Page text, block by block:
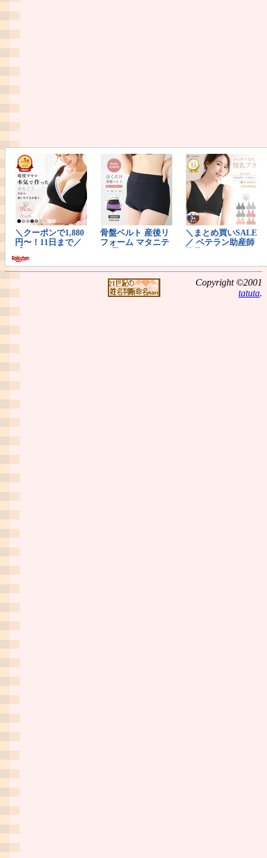
Copyright ©2001
tatuta.